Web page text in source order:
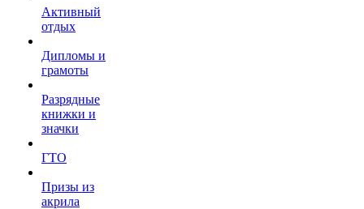
Активный
отдых
Дипломы и
грамоты
Разрядные
книжки и
значки
ГТО
Призы из
акрила